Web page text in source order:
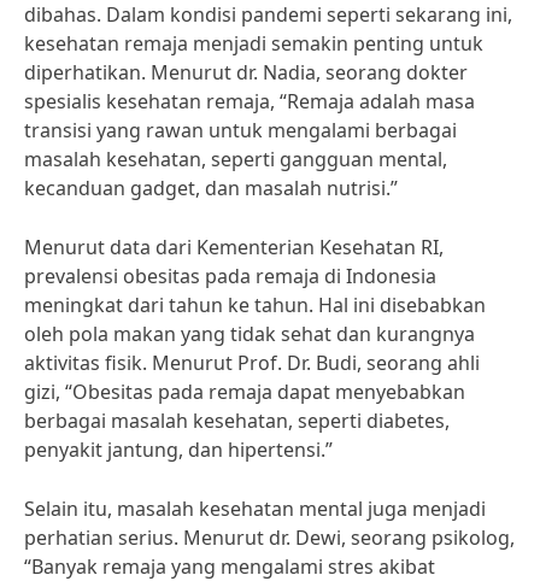
dibahas. Dalam kondisi pandemi seperti sekarang ini,
kesehatan remaja menjadi semakin penting untuk
diperhatikan. Menurut dr. Nadia, seorang dokter
spesialis kesehatan remaja, “Remaja adalah masa
transisi yang rawan untuk mengalami berbagai
masalah kesehatan, seperti gangguan mental,
kecanduan gadget, dan masalah nutrisi.”
Menurut data dari Kementerian Kesehatan RI,
prevalensi obesitas pada remaja di Indonesia
meningkat dari tahun ke tahun. Hal ini disebabkan
oleh pola makan yang tidak sehat dan kurangnya
aktivitas fisik. Menurut Prof. Dr. Budi, seorang ahli
gizi, “Obesitas pada remaja dapat menyebabkan
berbagai masalah kesehatan, seperti diabetes,
penyakit jantung, dan hipertensi.”
Selain itu, masalah kesehatan mental juga menjadi
perhatian serius. Menurut dr. Dewi, seorang psikolog,
“Banyak remaja yang mengalami stres akibat